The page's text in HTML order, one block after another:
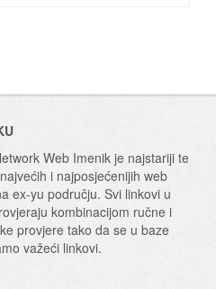
Web Imenik je najstariji te
i najposjećenijih web
ex-yu području. Svi linkovi u
kombinacijom ručne i
provjere tako da se u baze
važeći linkovi.